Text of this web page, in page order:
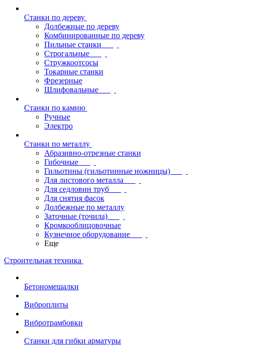
Станки по дереву
Долбежные по дереву
Комбинированные по дереву
Пильные станки
Строгальные
Стружкоотсосы
Токарные станки
Фрезерные
Шлифовальные
Станки по камню
Ручные
Электро
Станки по металлу
Абразивно-отрезные станки
Гибочные
Гильотины (гильотинные ножницы)
Для листового металла
Для седловин труб
Для снятия фасок
Долбежные по металлу
Заточные (точила)
Кромкооблицовочные
Кузнечное оборудование
Еще
Строительная техника
Бетономешалки
Виброплиты
Вибротрамбовки
Станки для гибки арматуры